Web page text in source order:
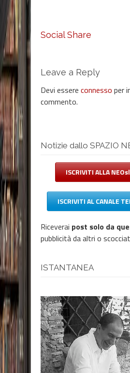
Social Share
Leave a Reply
Devi essere connesso per
commento.
Notizie dallo SPAZIO
ISCRIVITI ALLA
ISCRIVITI AL CANALE
Riceverai post solo da
pubblicità da altri o
ISTANTANEA